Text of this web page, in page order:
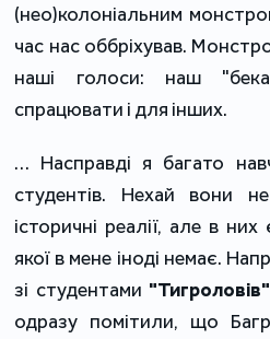
(нео)колоніальним
час нас оббріхував.
наші голоси: наш
спрацювати і для інших.
… Насправді я багато
студентів. Нехай вони
історичні реалії, але в
якої в мене іноді немає.
зі студентами "Тигроловів"
одразу помітили, що